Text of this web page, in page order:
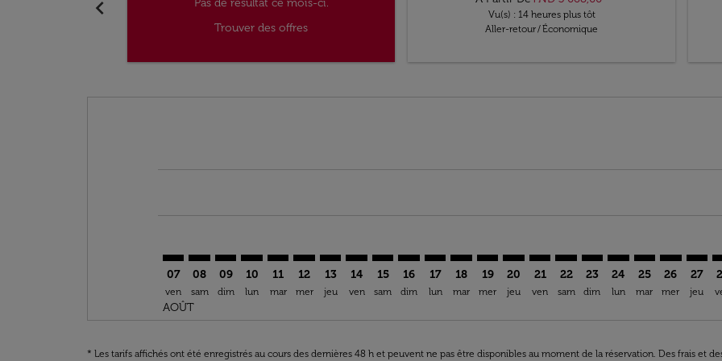
chevron_left
Pas de résultat ce mois-ci.
Trouver des offres
Vu(s) : 14 heures plus tôt
Aller-retour/Économique
07
ven
AOÛT
08
sam
09
dim
10
lun
11
mar
12
mer
13
jeu
14
ven
15
sam
16
dim
17
lun
18
mar
TUN–IAD: cmp-view-offers-disclaimer.
19
mer
TUN–IAD: cmp-view-offers-
20
jeu
TUN–IAD: cmp-view-offers-
21
ven
TUN–IAD: cmp-view-
22
sam
TUN–IAD: cmp-view-
23
dim
TUN–IAD: cmp-
24
lun
TUN–IAD:
25
mar
26
mer
27
jeu
* Les tarifs affichés ont été enregistrés au cours des dernières 48 h et peuvent ne pas être disponibles au moment de la réservation. Des frais et